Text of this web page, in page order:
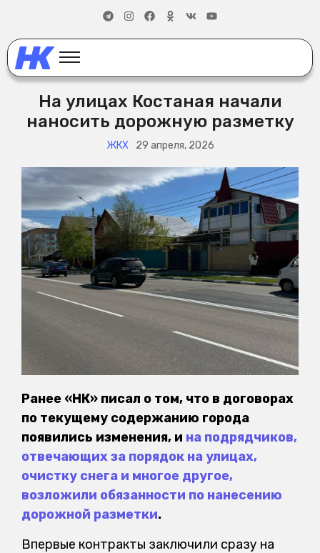
На улицах Костаная начали
наносить дорожную разметку
ЖКХ 29 апреля, 2026
Ранее «НК» писал о том, что в договорах
по текущему содержанию города
появились изменения, и на подрядчиков,
отвечающих за порядок на улицах,
очистку снега и многое другое,
возложили обязанности по нанесению
дорожной разметки.
Впервые контракты заключили сразу на